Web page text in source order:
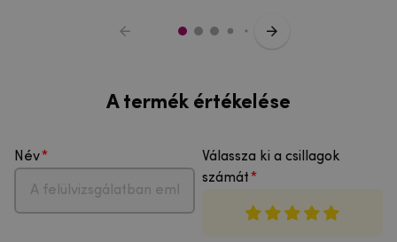
A termék értékelése
Név
Válassza ki a csillagok
számát